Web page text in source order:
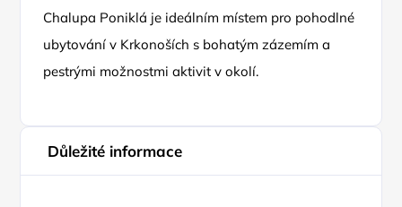
Chalupa Poniklá je ideálním místem pro pohodlné
ubytování v Krkonoších s bohatým zázemím a
pestrými možnostmi aktivit v okolí.
Důležité informace